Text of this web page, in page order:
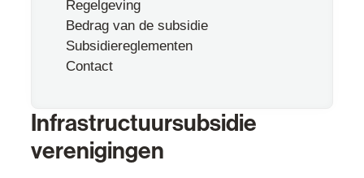
Regelgeving
Bedrag van de subsidie
Subsidiereglementen
Contact
Infrastructuursubsidie
verenigingen